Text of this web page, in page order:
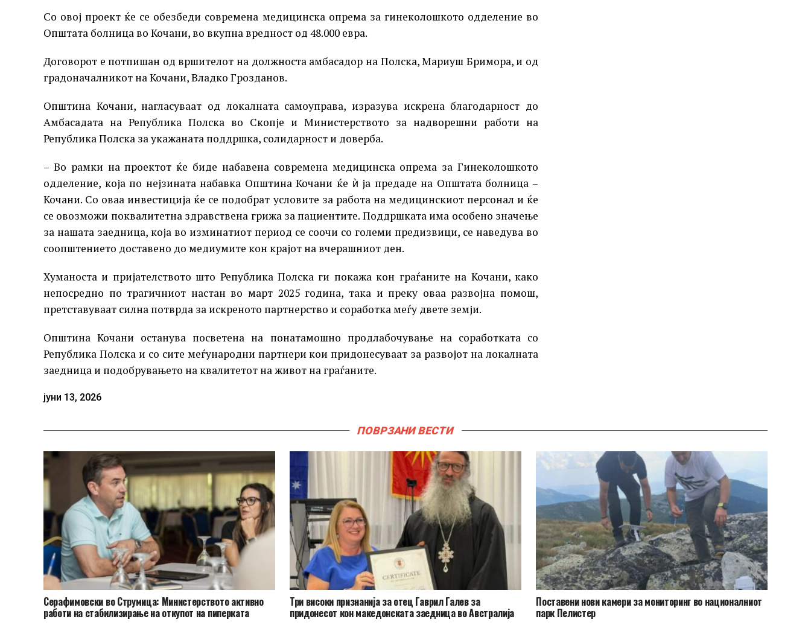
Со овој проект ќе се обезбеди современа медицинска опрема за гинеколошкото одделение во
Општата болница во Кочани, во вкупна вредност од 48.000 евра.
Договорот е потпишан од вршителот на должноста амбасадор на Полска, Мариуш Бримора, и од
градоначалникот на Кочани, Владко Грозданов.
Општина Кочани, нагласуваат од локалната самоуправа, изразува искрена благодарност до
Амбасадата на Република Полска во Скопје и Министерството за надворешни работи на
Република Полска за укажаната поддршка, солидарност и доверба.
– Во рамки на проектот ќе биде набавена современа медицинска опрема за Гинеколошкото
одделение, која по нејзината набавка Општина Кочани ќе ѝ ја предаде на Општата болница –
Кочани. Со оваа инвестиција ќе се подобрат условите за работа на медицинскиот персонал и ќе
се овозможи поквалитетна здравствена грижа за пациентите. Поддршката има особено значење
за нашата заедница, која во изминатиот период се соочи со големи предизвици, се наведува во
соопштението доставено до медиумите кон крајот на вчерашниот ден.
Хуманоста и пријателството што Република Полска ги покажа кон граѓаните на Кочани, како
непосредно по трагичниот настан во март 2025 година, така и преку оваа развојна помош,
претставуваат силна потврда за искреното партнерство и соработка меѓу двете земји.
Општина Кочани останува посветена на понатамошно продлабочување на соработката со
Република Полска и со сите меѓународни партнери кои придонесуваат за развојот на локалната
заедница и подобрувањето на квалитетот на живот на граѓаните.
јуни 13, 2026
ПОВРЗАНИ ВЕСТИ
Серафимовски во Струмица: Министерството активно
работи на стабилизирање на откупот на пиперката
Три високи признанија за отец Гаврил Галев за
придонесот кон македонската заедница во Австралија
Поставени нови камери за мониторинг во националниот
парк Пелистер